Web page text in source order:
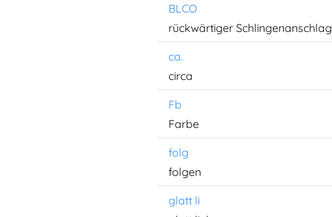
BLCO
rückwärtiger Schlingenanschlag
ca.
circa
Fb
Farbe
folg
folgen
glatt li